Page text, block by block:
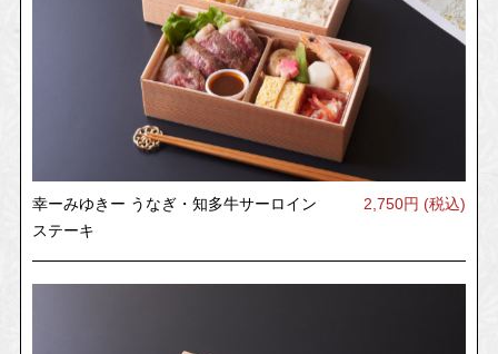
幸ーみゆきー うなぎ・知多牛サーロイン
ステーキ
2,750円 (税込)